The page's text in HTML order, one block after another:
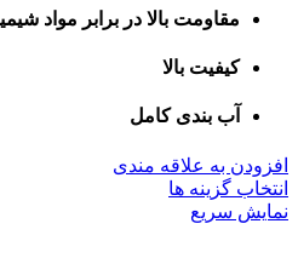
مقاومت بالا در برابر مواد
کیفیت بالا
آب بندی کامل
افزودن به علاقه مندی
انتخاب گزینه ها
نمایش سریع